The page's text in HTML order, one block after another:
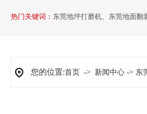
热门关键词： 东莞地坪打磨机、 东莞地面翻
您的位置:首页 -> 新闻中心 -> 东